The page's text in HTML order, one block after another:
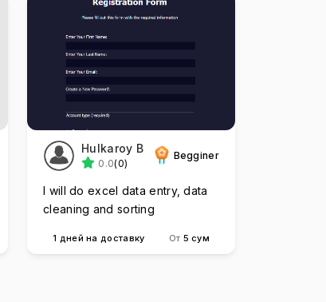
Hulkaroy B
0.0(0)
Begginer
I will do excel data entry, data
cleaning and sorting
1 дней на доставку От 5 сум